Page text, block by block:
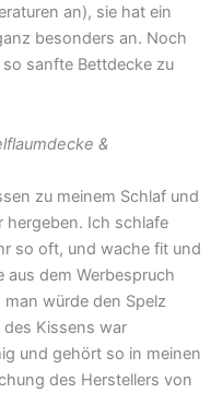
an), sie hat ein
besonders an. Noch
sanfte Bettdecke zu
&
zu meinem Schlaf und
hergeben. Ich schlafe
so oft, und wache fit und
aus dem Werbespruch
würde den Spelz
Kissens war
und gehört so in meinen
des Herstellers von